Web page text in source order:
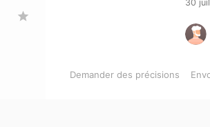
star
30
Demander des précisions